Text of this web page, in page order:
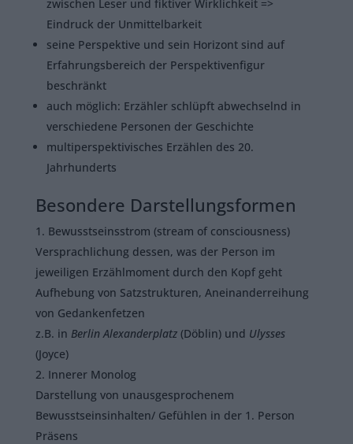
zwischen Leser und fiktiver Wirklichkeit =>
Eindruck der Unmittelbarkeit
seine Perspektive und sein Horizont sind auf
Erfahrungsbereich der Perspektivenfigur
beschränkt
auch möglich: Erzähler schlüpft abwechselnd in
verschiedene Personen der Geschichte
multiperspektivisches Erzählen des 20.
Jahrhunderts
Besondere Darstellungsformen
Bewusstseinsstrom (stream of consciousness)
Versprachlichung dessen, was der Person im
jeweiligen Erzählmoment durch den Kopf geht
Aufhebung von Satzstrukturen, Aneinanderreihung
von Gedankenfetzen
z.B. in Berlin Alexanderplatz(Döblin) und Ulysses
(Joyce)
Innerer Monolog
Darstellung von unausgesprochenem
Bewusstseinsinhalten/ Gefühlen in der 1. Person
Präsens